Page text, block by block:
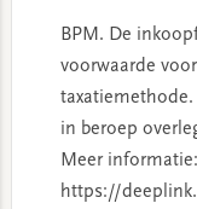
BPM. De
voorwaarde
taxatiemethode.
in beroep
Meer informatie:
https://